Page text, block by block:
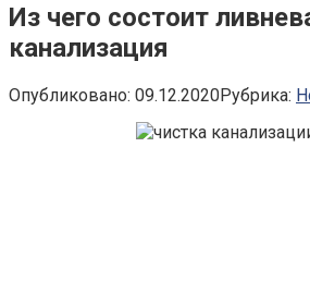
Из чего состоит
канализация
Опубликовано: 09.12.2020Рубрика: